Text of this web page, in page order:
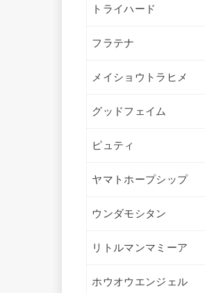
トライハード
フラテナ
メイショウトラヒメ
グッドフェイム
ピュティ
ヤマトホープシップ
ウンダモシタン
リトルマンマミーア
ホウオウエンジェル